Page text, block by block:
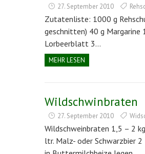
27. September 2010
Zutatenliste: 1000 g
geschnitten) 40 g Margarine
Lorbeerblatt 3…
MEHR LESEN
Wildschwinbraten
27. September 2010
Wildschweinbraten 1,5 – 2
ltr. Malz- oder Schwarzbier